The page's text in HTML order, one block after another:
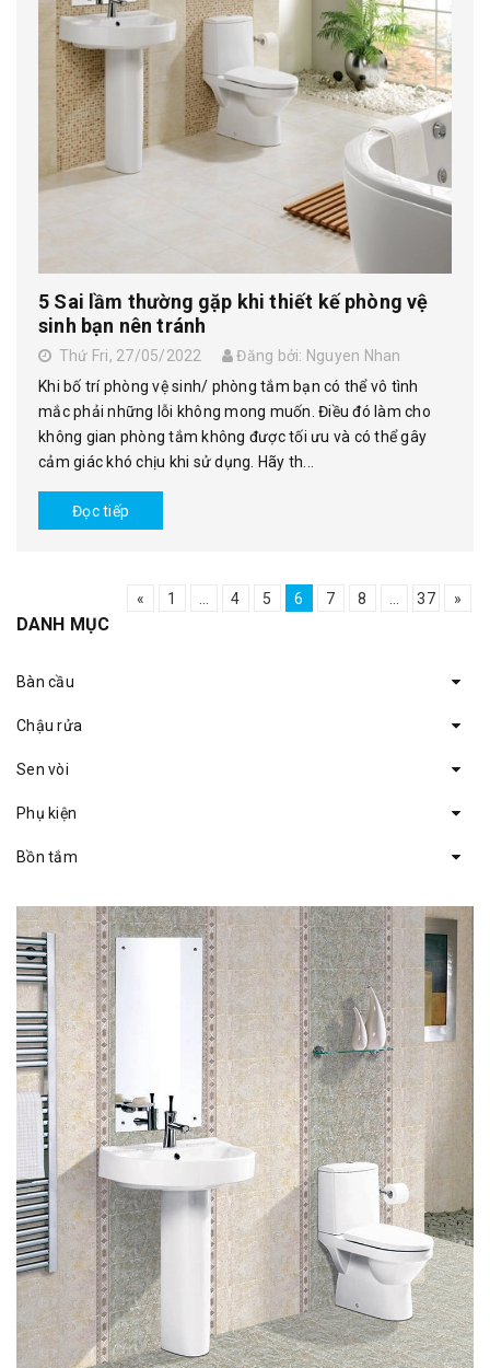
5 Sai lầm thường gặp khi thiết kế phòng vệ
sinh bạn nên tránh
Thứ Fri, 27/05/2022
Đăng bởi: Nguyen Nhan
Khi bố trí phòng vệ sinh/ phòng tắm bạn có thể vô tình
mắc phải những lỗi không mong muốn. Điều đó làm cho
không gian phòng tắm không được tối ưu và có thể gây
cảm giác khó chịu khi sử dụng. Hãy th...
Đọc tiếp
« 1 4 5 6 7 8 37 »
DANH MỤC
Bàn cầu
Chậu rửa
Sen vòi
Phụ kiện
Bồn tắm